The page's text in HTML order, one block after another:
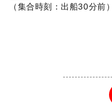
（集合時刻：出船30分前）